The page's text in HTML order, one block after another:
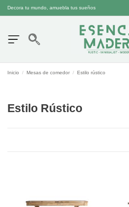
Decora tu mundo, amuebla tus sueños
Inicio Mesas de comedor Estilo rústico
Estilo Rústico